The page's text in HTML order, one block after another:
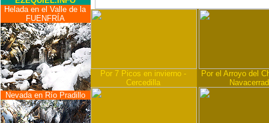
Helada en el Valle de la
FUENFRÍA
Nevada en Río Pradillo
Por 7 Picos en invierno -
Cercedilla
Por el Arroyo del